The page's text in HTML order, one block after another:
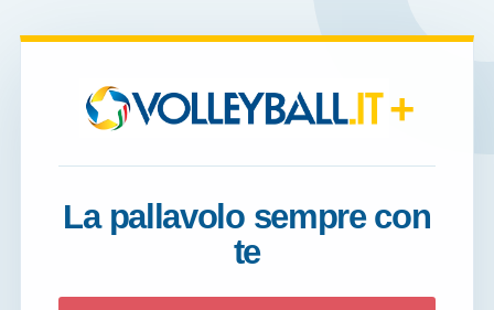
+
La pallavolo sempre con
te